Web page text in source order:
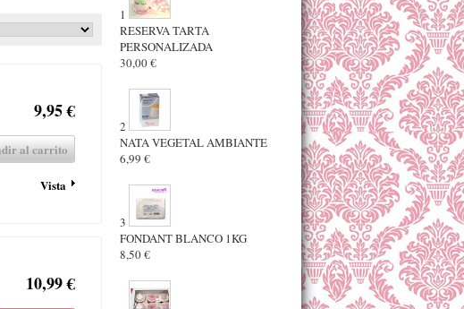
9,95 €
al carrito
Vista
10,99 €
1
RESERVA TARTA
PERSONALIZADA
30,00 €
2
NATA VEGETAL AMBIANTE
6,99 €
3
FONDANT BLANCO 1KG
8,50 €